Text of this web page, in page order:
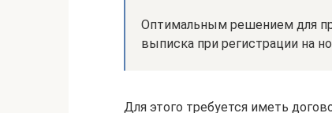
Оптимальным решением для
выписка при регистрации на
Для этого требуется иметь